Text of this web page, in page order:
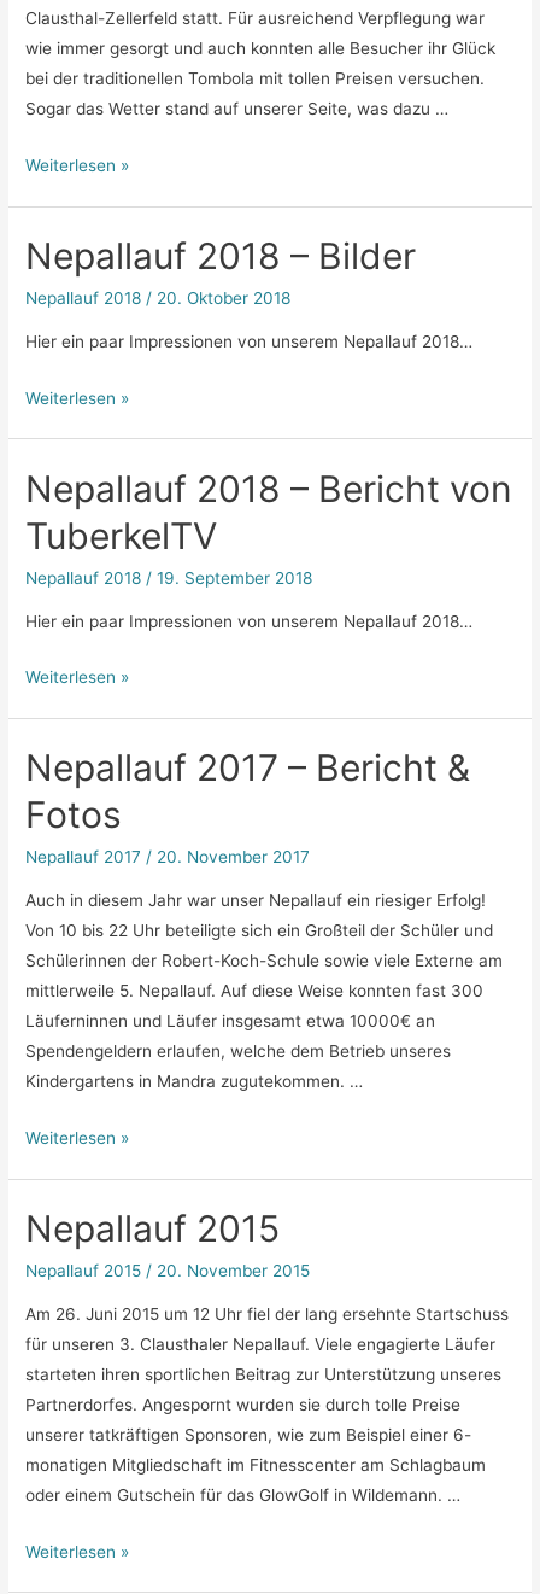
Clausthal-Zellerfeld statt. Für ausreichend Verpflegung war
wie immer gesorgt und auch konnten alle Besucher ihr Glück
bei der traditionellen Tombola mit tollen Preisen versuchen.
Sogar das Wetter stand auf unserer Seite, was dazu …
Nepallauf
Bericht
Weiterlesen »
Nepallauf 2018 – Bilder
Nepallauf 2018 / 20. Oktober 2018
Hier ein paar Impressionen von unserem Nepallauf 2018…
Weiterlesen »
Nepallauf 2018 – Bericht von
TuberkelTV
Nepallauf 2018 /19. September 2018
Hier ein paar Impressionen von unserem Nepallauf 2018…
Weiterlesen »
Nepallauf 2017 – Bericht &
Fotos
Nepallauf 2017 / 20. November 2017
Auch in diesem Jahr war unser Nepallauf ein riesiger Erfolg!
Von 10 bis 22 Uhr beteiligte sich ein Großteil der Schüler und
Schülerinnen der Robert-Koch-Schule sowie viele Externe am
mittlerweile 5. Nepallauf. Auf diese Weise konnten fast 300
Läuferninnen und Läufer insgesamt etwa 10000€ an
Spendengeldern erlaufen, welche dem Betrieb unseres
Kindergartens in Mandra zugutekommen. …
Nepallauf
Bericht
Weiterlesen »
Nepallauf 2015
Nepallauf 2015 / 20. November 2015
Am 26. Juni 2015 um 12 Uhr fiel der lang ersehnte Startschuss
für unseren 3. Clausthaler Nepallauf. Viele engagierte Läufer
starteten ihren sportlichen Beitrag zur Unterstützung unseres
Partnerdorfes. Angespornt wurden sie durch tolle Preise
unserer tatkräftigen Sponsoren, wie zum Beispiel einer 6-
monatigen Mitgliedschaft im Fitnesscenter am Schlagbaum
oder einem Gutschein für das GlowGolf in Wildemann. …
Nepallauf
Weiterlesen »